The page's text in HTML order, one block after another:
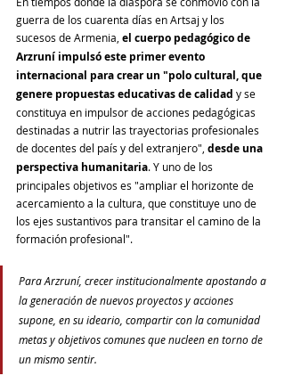
guerra de los cuarenta días en Artsaj y los
sucesos de Armenia, el cuerpo pedagógico de
Arzruní impulsó este primer evento
internacional para crear un "polo cultural, que
genere propuestas educativas de calidad y se
constituya en impulsor de acciones pedagógicas
destinadas a nutrir las trayectorias profesionales
de docentes del país y del extranjero", desde una
perspectiva humanitaria. Y uno de los
principales objetivos es "ampliar el horizonte de
acercamiento a la cultura, que constituye uno de
los ejes sustantivos para transitar el camino de la
formación profesional".
Para Arzruní, crecer institucionalmente apostando a
la generación de nuevos proyectos y acciones
supone, en su ideario, compartir con la comunidad
metas y objetivos comunes que nucleen en torno de
un mismo sentir.